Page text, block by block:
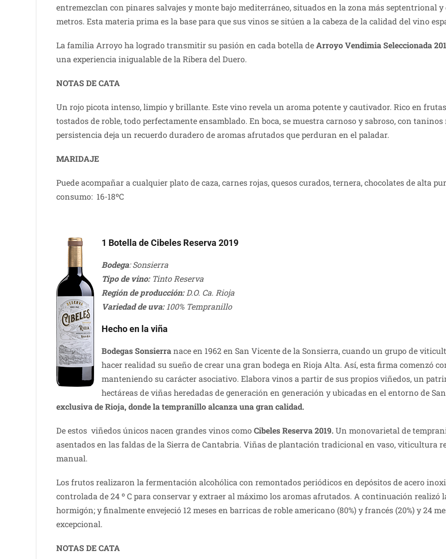
entremezclan con pinares salvajes y monte bajo mediterráneo, situados en la zona más septentrional
metros. Esta materia prima es la base para que sus vinos se sitúen a la cabeza de la calidad del vino
La familia Arroyo ha logrado transmitir su pasión en cada botella deArroyo Vendimia Seleccionada
una experiencia inigualable de la Ribera del Duero.
NOTAS DE CATA
Un rojo picota intenso, limpio y brillante. Este vino revela un aroma potente y cautivador. Rico en
tostados de roble, todo perfectamente ensamblado. En boca, se muestra carnoso y sabroso, con
persistencia deja un recuerdo duradero de aromas afrutados que perduran en el paladar.
MARIDAJE
Puede acompañar a cualquier plato de caza, carnes rojas, quesos curados, ternera, chocolates de alta
consumo: 16-18ºC
1 Botella de Cibeles Reserva 2019
Bodega: Sonsierra
Tipo de vino:Tinto Reserva
Región de producción:D.O. Ca. Rioja
Variedad de uva: 100% Tempranillo
Hecho en la viña
Bodegas Sonsierranace en 1962 en San Vicente de la Sonsierra, cuando un grupo de
hacer realidad su sueño de crear una gran bodega en Rioja Alta. Así, esta firma comenzó
manteniendo su carácter asociativo. Elabora vinos a partir de sus propios viñedos, un
hectáreas de viñas heredadas de generación en generación y ubicadas en el entorno de
exclusiva de Rioja, donde la tempranillo alcanza una gran calidad.
De estos viñedos únicos nacen grandes vinos comoCibeles Reserva 2019.Un monovarietal de
asentados en las faldas de la Sierra de Cantabria. Viñas de plantación tradicional en vaso, viticultura
manual.
Los frutos realizaron la fermentación alcohólica con remontados periódicos en depósitos de acero
controlada de 24 º C para conservar y extraer al máximo los aromas afrutados. A continuación
hormigón; y finalmente envejeció 12 meses en barricas de roble americano (80%) y francés (20%) y 24
excepcional.
NOTAS DE CATA